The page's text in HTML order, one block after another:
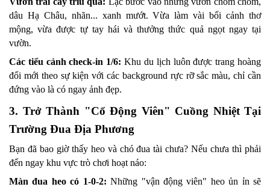
dâu Hạ Châu, nhãn... xanh mướt. Vừa làm vài bối cảnh thơ
mộng, vừa được tự tay hái và thưởng thức quả ngọt ngay tại
vườn.
Các tiểu cảnh check-in 1/6: Khu du lịch luôn được trang hoàng
đổi mới theo sự kiện với các background rực rỡ sắc màu, chỉ cần
đứng vào là có ngay ảnh đẹp.
3. Trở Thành "Cổ Động Viên" Cuồng Nhiệt Tại
Trường Đua Địa Phương
Bạn đã bao giờ thấy heo và chó đua tài chưa? Nếu chưa thì phải
đến ngay khu vực trò chơi hoạt náo:
Màn đua heo có 1-0-2: Những "vận động viên" heo ủn ỉn sẽ